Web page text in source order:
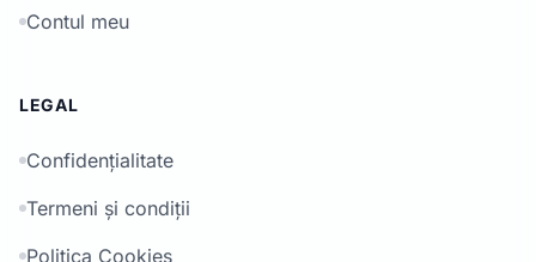
Contul meu
LEGAL
Confidențialitate
Termeni și condiții
Politica Cookies